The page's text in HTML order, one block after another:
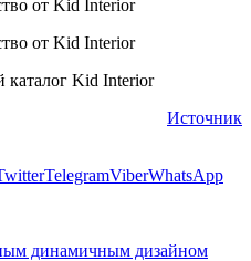
Kid Interior
Источник
TelegramViberWhatsApp
динамичным дизайном